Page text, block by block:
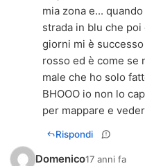
mia zona e...
strada in blu che
giorni mi è
rosso ed è come se
male che ho solo
BHOOO io non lo
per mappare e
Rispondi
Domenico17 anni fa